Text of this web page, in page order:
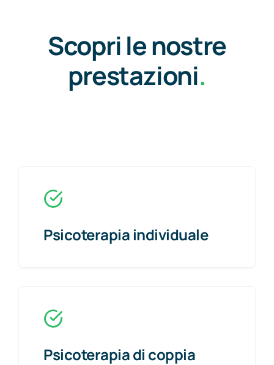
Scopri le nostre
prestazioni.
Psicoterapia individuale
Psicoterapia di coppia